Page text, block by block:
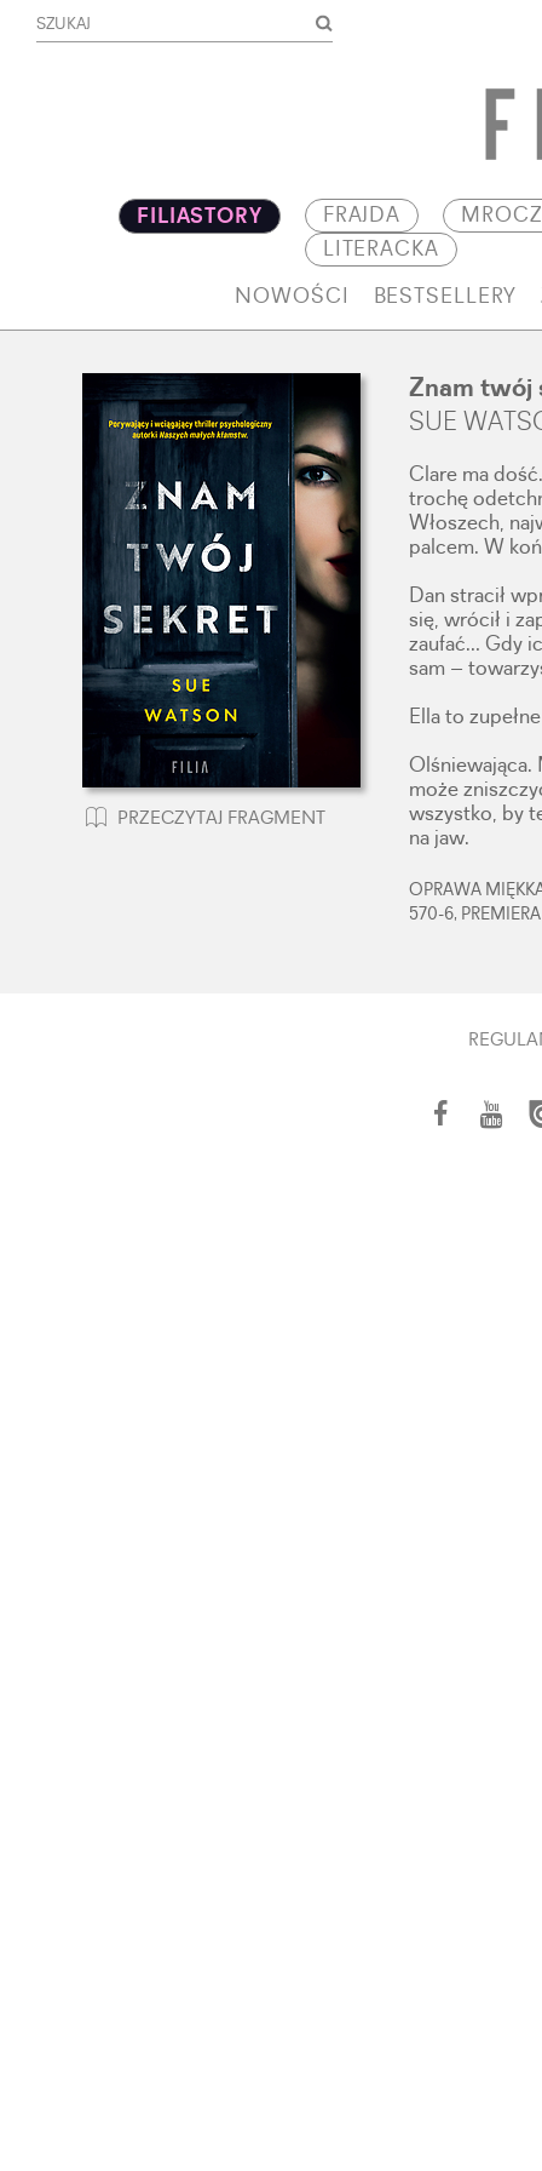
FILIASTORY FRAJDA
LITERACKA
NOWOŚCI BESTSELLERY
PRZECZYTAJ FRAGMENT
Znam twój
SUE
Clare ma
trochę
Włoszech,
palcem. W
Dan stracił
się, wrócił i
zaufać… Gdy
sam –
Ella to
Olśniewająca.
może
wszystko, by
na jaw.
OPRAWA
570-6,